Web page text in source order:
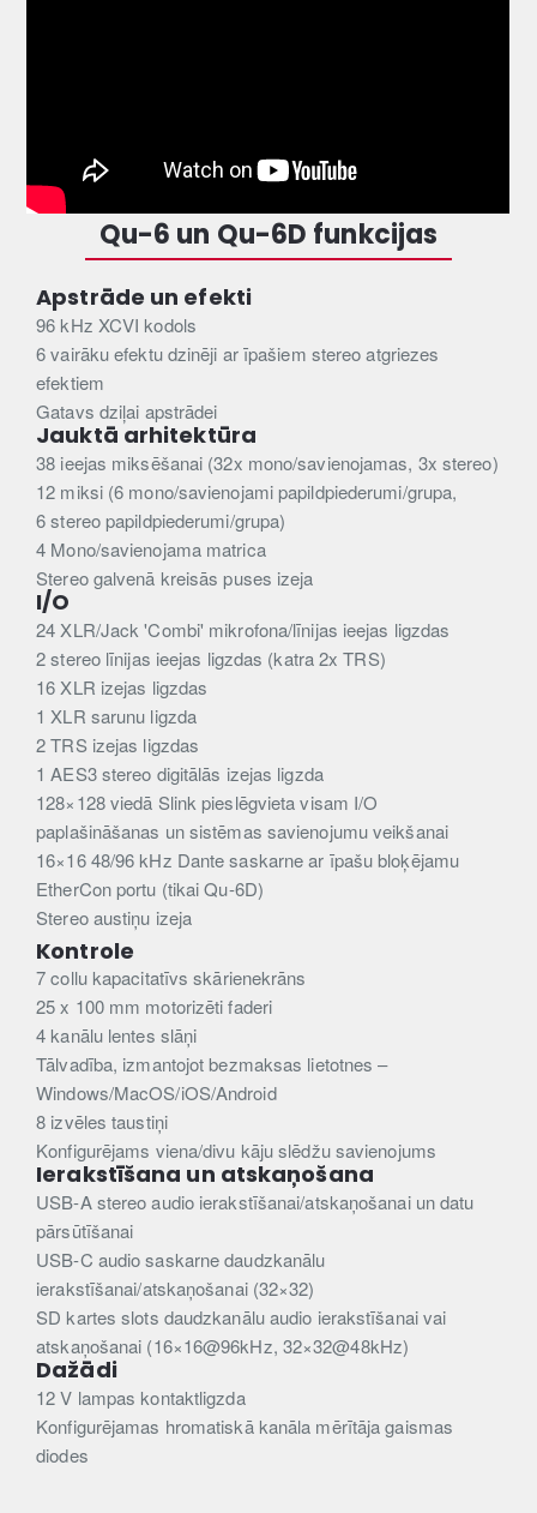
Qu-6 un Qu-6D funkcijas
Apstrāde un efekti
96 kHz XCVI kodols
6 vairāku efektu dzinēji ar īpašiem stereo atgriezes
efektiem
Gatavs dziļai apstrādei
Jauktā arhitektūra
38 ieejas miksēšanai (32x mono/savienojamas, 3x stereo)
12 miksi (6 mono/savienojami papildpiederumi/grupa,
6 stereo papildpiederumi/grupa)
4 Mono/savienojama matrica
Stereo galvenā kreisās puses izeja
I/O
24 XLR/Jack 'Combi' mikrofona/līnijas ieejas ligzdas
2 stereo līnijas ieejas ligzdas (katra 2x TRS)
16 XLR izejas ligzdas
1 XLR sarunu ligzda
2 TRS izejas ligzdas
1 AES3 stereo digitālās izejas ligzda
128×128 viedā Slink pieslēgvieta visam I/O
paplašināšanas un sistēmas savienojumu veikšanai
16×16 48/96 kHz Dante saskarne ar īpašu bloķējamu
EtherCon portu (tikai Qu-6D)
Stereo austiņu izeja
Kontrole
7 collu kapacitatīvs skārienekrāns
25 x 100 mm motorizēti faderi
4 kanālu lentes slāņi
Tālvadība, izmantojot bezmaksas lietotnes –
Windows/MacOS/iOS/Android
8 izvēles taustiņi
Konfigurējams viena/divu kāju slēdžu savienojums
Ierakstīšana un atskaņošana
USB-A stereo audio ierakstīšanai/atskaņošanai un datu
pārsūtīšanai
USB-C audio saskarne daudzkanālu
ierakstīšanai/atskaņošanai (32×32)
SD kartes slots daudzkanālu audio ierakstīšanai vai
atskaņošanai (16×16@96kHz, 32×32@48kHz)
Dažādi
12 V lampas kontaktligzda
Konfigurējamas hromatiskā kanāla mērītāja gaismas
diodes